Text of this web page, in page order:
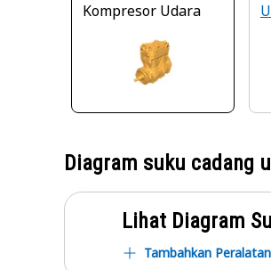
Kompresor Udara
Diagram suku cadang
Lihat Diagram
Tambahkan